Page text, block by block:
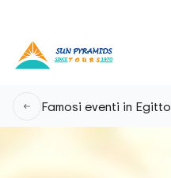
Famosi eventi in